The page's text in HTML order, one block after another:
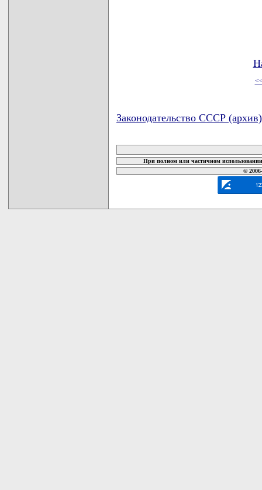
Законодательство СССР (архив)
При полном или частичном
©